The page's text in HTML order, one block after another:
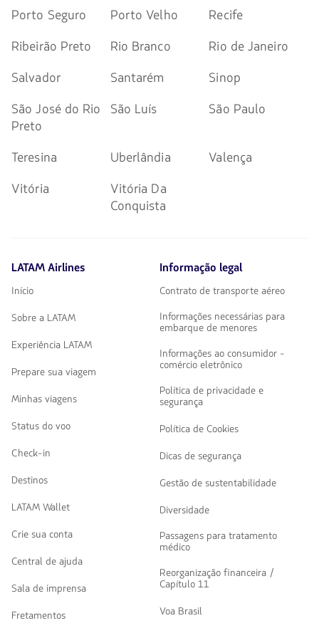
Porto Seguro
Porto Velho
Recife
Ribeirão Preto
Rio Branco
Rio de Janeiro
Salvador
Santarém
Sinop
São José do Rio
Preto
São Luís São Paulo
Teresina Uberlândia
Valença
Vitória
Vitória Da
Conquista
LATAM Airlines
Início
Sobre a LATAM
Experiência LATAM
Prepare sua viagem
Minhas viagens
Status do voo
Check-in
Destinos
LATAM Wallet
Crie sua conta
Central de ajuda
Sala de imprensa
Fretamentos
Informação legal
Contrato de transporte aéreo
Informações necessárias para
embarque de menores
Informações ao consumidor -
comércio eletrônico
Política de privacidade e
segurança
Política de Cookies
Dicas de segurança
Gestão de sustentabilidade
Diversidade
Passagens para tratamento
médico
Reorganização financeira /
Capítulo 11
Voa Brasil